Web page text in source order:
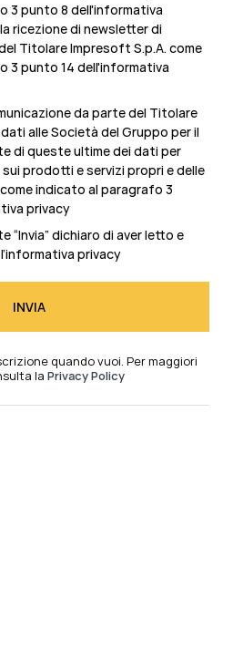
3 punto 8 dell'informativa
ricezione di newsletter di
Titolare Impresoft S.p.A. come
3 punto 14 dell'informativa
da parte del Titolare
alle Società del Gruppo per il
di queste ultime dei dati per
prodotti e servizi propri e delle
indicato al paragrafo 3
privacy
“Invia” dichiaro di aver letto e
informativa privacy
quando vuoi. Per maggiori
la Privacy Policy